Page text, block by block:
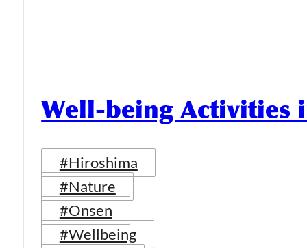
Well-being Activities
#Hiroshima
#Nature
#Onsen
#Wellbeing